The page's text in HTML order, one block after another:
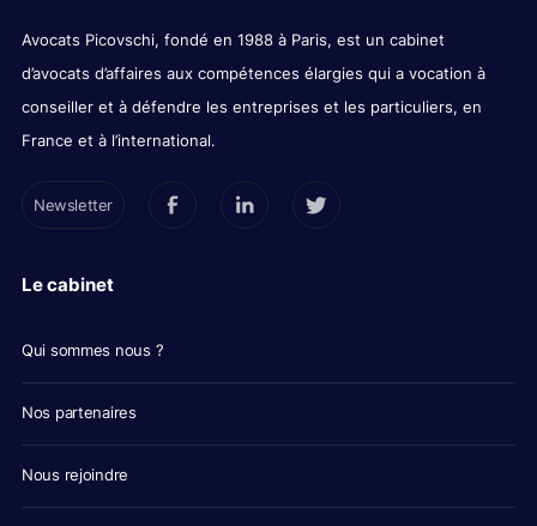
Avocats Picovschi, fondé en 1988 à Paris, est un cabinet
d’avocats d’affaires aux compétences élargies qui a vocation à
conseiller et à défendre les entreprises et les particuliers, en
France et à l’international.
Newsletter
Le cabinet
Qui sommes nous ?
Nos partenaires
Nous rejoindre